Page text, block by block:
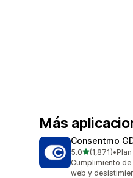
Más
Consentmo
5.0de 5 estrellas
(1,871)
1871 reseñas en
•
Cumplimiento de
web y